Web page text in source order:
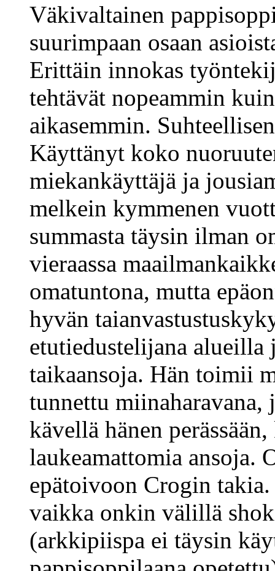
Väkivaltainen
suurimpaan osaan
Erittäin innokas
tehtävät nopeammin
aikasemmin.
Käyttänyt koko
miekankäyttäjä ja
melkein kymmenen
summasta täysin ilman
vieraassa
omatuntona, mutta
hyvän
etutiedustelijana alueilla
taikaansoja. Hän toimii
tunnettu
kävellä hänen
laukeamattomia ansoja.
epätoivoon Crogin
vaikka onkin välillä
(arkkipiispa ei täysin